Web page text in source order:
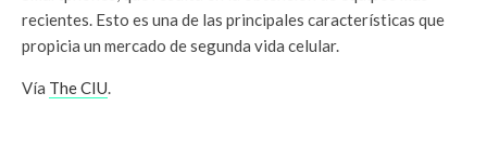
recientes. Esto es una de las principales características que
propicia un mercado de segunda vida celular.
Vía The CIU.